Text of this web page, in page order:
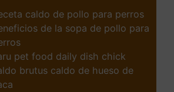
caldo de pollo para perros
de la sopa de pollo para
pet food daily dish chick
brutus caldo de hueso de